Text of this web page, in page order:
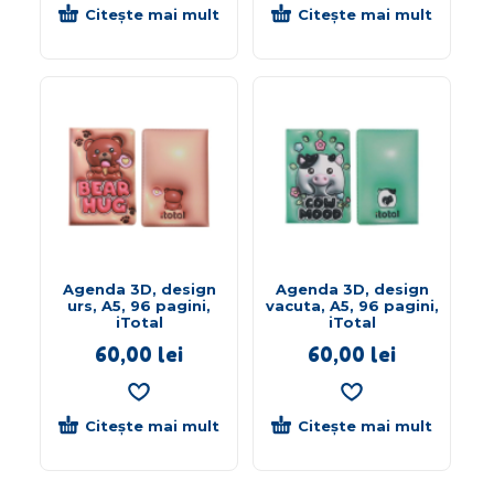
Citește mai mult Citește mai mult
Agenda 3D, design
urs, A5, 96 pagini,
iTotal
60,00 lei
Citește mai mult
Agenda 3D, design
vacuta, A5, 96 pagini,
iTotal
60,00 lei
Citește mai mult